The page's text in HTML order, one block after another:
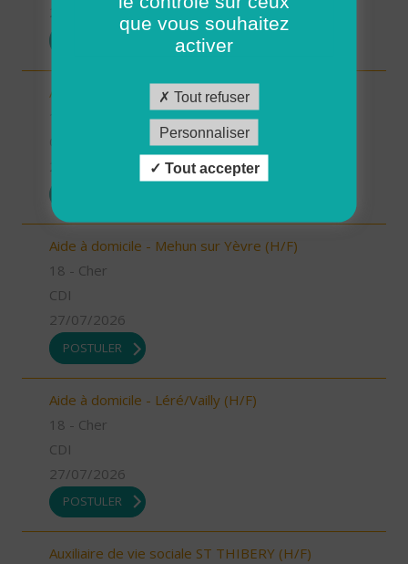
27/07/2026
Aide à domicile - Baugy (H/F)
Aide à domicile - Mehun sur Yèvre (H/F)
18 - Cher
CDI
27/07/2026
POSTULER
Aide à domicile - Léré/Vailly (H/F)
18 - Cher
CDI
27/07/2026
POSTULER
Auxiliaire de vie sociale ST THIBERY (H/F)
que vous souhaitez
activer
Tout refuser
Personnaliser
Tout accepter